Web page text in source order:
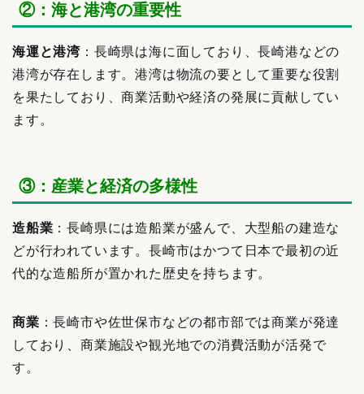
②：海と港湾の重要性
海運と港湾 ：長崎県は海に面しており、長崎港などの
港湾が存在します。港湾は物流の要として重要な役割
を果たしており、商業活動や経済の発展に貢献してい
ます。
③：産業と経済の多様性
造船業 ：長崎県には造船業が盛んで、大型船の建造な
どが行われています。長崎市はかつて日本で最初の近
代的な造船所が置かれた歴史を持ちます。
商業 ：長崎市や佐世保市などの都市部では商業が発達
しており、商業施設や観光地での消費活動が活発で
す。